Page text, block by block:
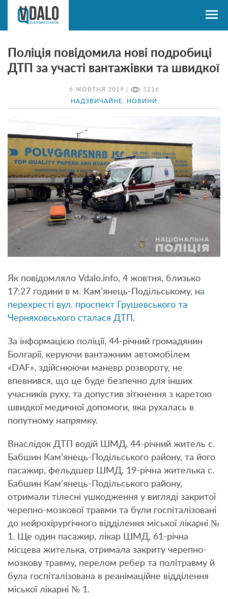
6 ЖОВТНЯ 2019 | 5216
НАДЗВИЧАЙНЕ НОВИНИ
Поліція повідомила нові подробиці
ДТП за участі вантажівки та швидкої
Як повідомляло Vdalo.info, 4 жовтня, близько
17:27 години в м. Кам’янець-Подільському, на
перехресті вул. проспект Грушевського та
Черняховського сталася ДТП.
За інформацією поліції, 44-річний громадянин
Болгарії, керуючи вантажним автомобілем
«DAF», здійснюючи маневр розвороту, не
впевнився, що це буде безпечно для інших
учасників руху, та допустив зіткнення з каретою
швидкої медичної допомоги, яка рухалась в
попутному напрямку.
Внаслідок ДТП водій ШМД, 44-річний житель с.
Бабшин Кам’янець-Подільського району, та його
пасажир, фельдшер ШМД, 19-річна жителька с.
Бабшин Кам’янець-Подільського району,
отримали тілесні ушкодження у вигляді закритої
черепно-мозкової травми та були госпіталізовані
до нейрохірургічного відділення міської лікарні №
1. Ще один пасажир, лікар ШМД, 61-річна
місцева жителька, отримала закриту черепно-
мозкову травму, перелом ребер та політравму й
була госпіталізована в реанімаційне відділення
міської лікарні № 1.